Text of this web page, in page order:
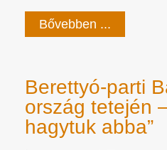
Bővebben ...
Berettyó-parti
ország tetején
hagytuk abba”